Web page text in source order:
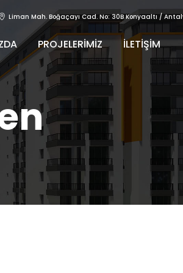
Liman Mah. Boğaçayı Cad. No: 30B Konyaaltı /
PROJELERİMİZ İLETİŞİM